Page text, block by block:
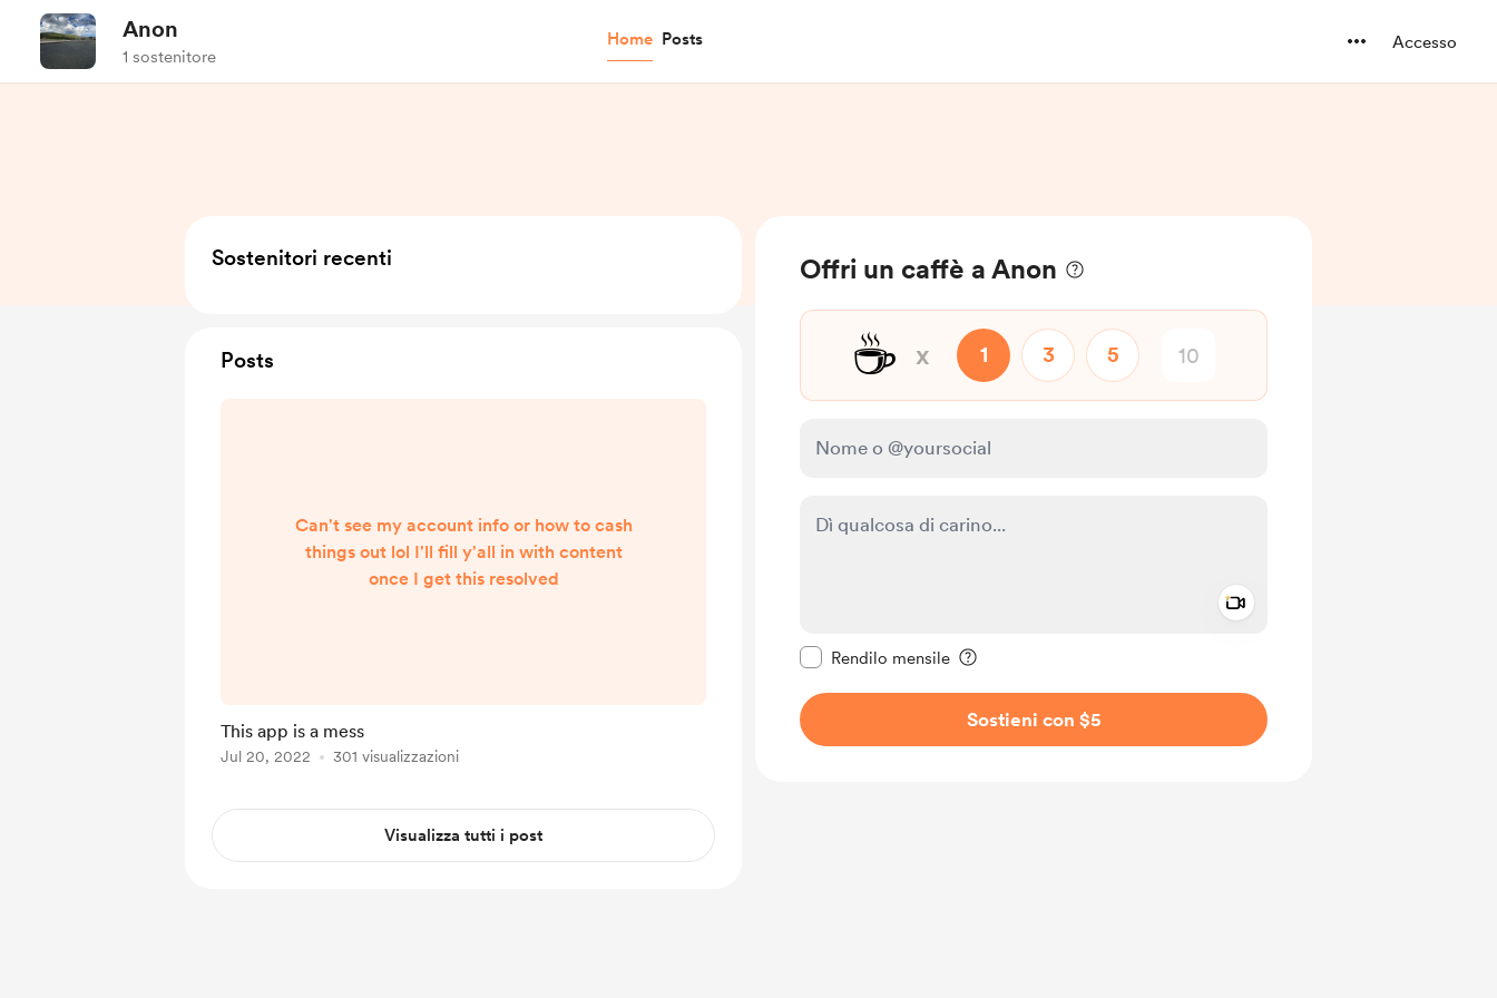
Anon
1 sostenitore
Home Posts Accesso
Offri un caffè a Anon
☕ x 1 3 5
Rendilo mensile
Sostieni con $5
Sostenitori recenti
Posts
Can't see my account info or how to cash
things out lol I'll fill y'all in with content
once I get this resolved
This app is a mess
Jul 20, 2022 301 visualizzazioni
Visualizza tutti i post